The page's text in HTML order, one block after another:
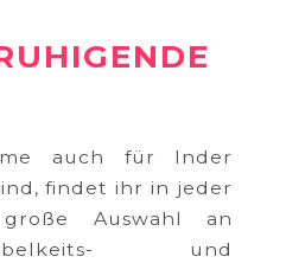
auch für Inder
findet ihr in jeder
Auswahl an
und